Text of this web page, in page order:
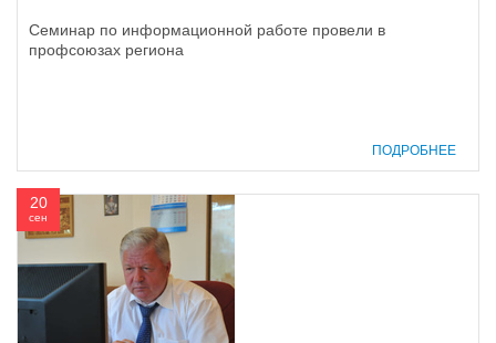
Семинар по информационной работе провели в
профсоюзах региона
ПОДРОБНЕЕ
20
сен